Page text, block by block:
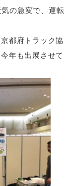
気の急変で、運転
都府トラック協
年も出展させて